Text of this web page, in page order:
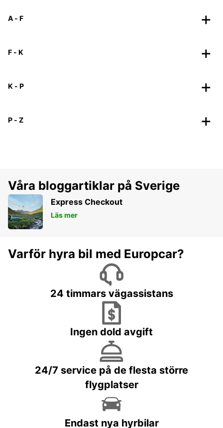
A - F
F - K
K - P
P - Z
Våra bloggartiklar på Sverige
Express Checkout
Läs mer
Varför hyra bil med Europcar?
24 timmars vägassistans
Ingen dold avgift
24/7 service på de flesta större
flygplatser
Endast nya hyrbilar